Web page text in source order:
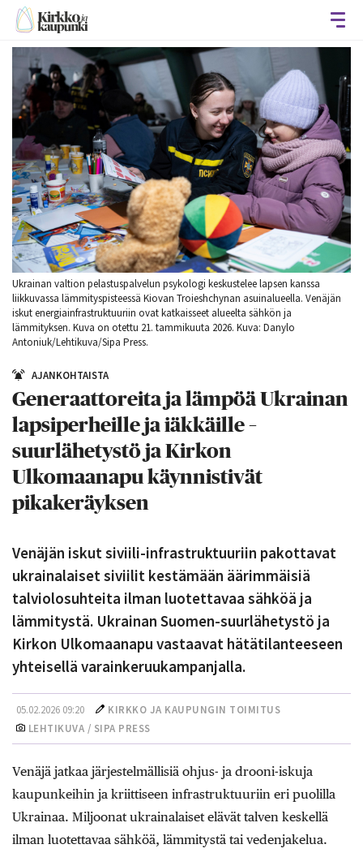
Ukrainan valtion pelastuspalvelun psykologi keskustelee lapsen kanssa
liikkuvassa lämmityspisteessä Kiovan Troieshchynan asuinalueella. Venäjän
iskut energiainfrastruktuuriin ovat katkaisseet alueelta sähkön ja
lämmityksen. Kuva on otettu 21. tammikuuta 2026. Kuva: Danylo
Antoniuk/Lehtikuva/Sipa Press.
AJANKOHTAISTA
Generaattoreita ja lämpöä Ukrainan
lapsiperheille ja iäkkäille –
suurlähetystö ja Kirkon
Ulkomaanapu käynnistivät
pikakeräyksen
Venäjän iskut siviili-infrastruktuuriin pakottavat
ukrainalaiset siviilit kestämään äärimmäisiä
talviolosuhteita ilman luotettavaa sähköä ja
lämmitystä. Ukrainan Suomen-suurlähetystö ja
Kirkon Ulkomaanapu vastaavat hätätilanteeseen
yhteisellä varainkeruukampanjalla.
05.02.2026 09:20
KIRKKO JA KAUPUNGIN TOIMITUS
LEHTIKUVA / SIPA PRESS
Venäjä jatkaa järjestelmällisiä ohjus- ja drooni-iskuja
kaupunkeihin ja kriittiseen infrastruktuuriin eri puolilla
Ukrainaa. Miljoonat ukrainalaiset elävät talven keskellä
ilman luotettavaa sähköä, lämmitystä tai vedenjakelua.